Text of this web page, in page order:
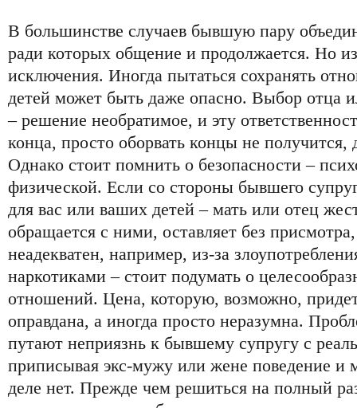
В большинстве случаев бывшую пару
ради которых общение и продолжается. Но
исключения. Иногда пытаться сохранять
детей может быть даже опасно. Выбор отца
– решение необратимое, и эту
конца, просто оборвать концы не получится,
Однако стоит помнить о безопасности –
физической. Если со стороны бывшего
для вас или ваших детей – мать или отец
обращается с ними, оставляет без
неадекватен, например, из-за
наркотиками – стоит подумать о
отношений. Цена, которую, возможно,
оправдана, а иногда просто неразумна.
путают неприязнь к бывшему супругу с
приписывая экс-мужу или жене поведение и
деле нет. Прежде чем решиться на полный